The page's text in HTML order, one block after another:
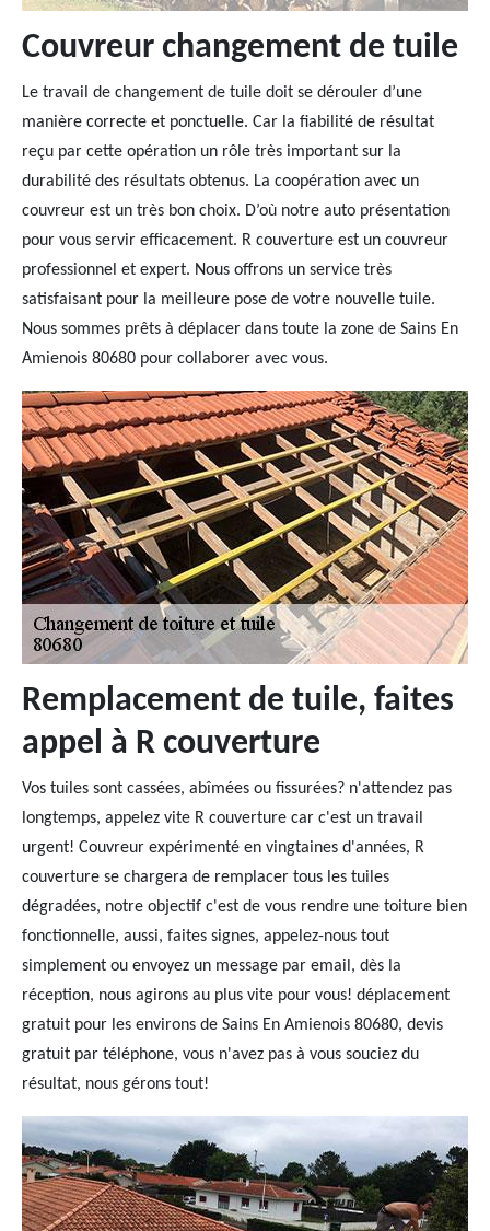
Couvreur changement de tuile
Le travail de changement de tuile doit se dérouler d’une
manière correcte et ponctuelle. Car la fiabilité de résultat
reçu par cette opération un rôle très important sur la
durabilité des résultats obtenus. La coopération avec un
couvreur est un très bon choix. D’où notre auto présentation
pour vous servir efficacement. R couverture est un couvreur
professionnel et expert. Nous offrons un service très
satisfaisant pour la meilleure pose de votre nouvelle tuile.
Nous sommes prêts à déplacer dans toute la zone de Sains En
Amienois 80680 pour collaborer avec vous.
Remplacement de tuile, faites
appel à R couverture
Vos tuiles sont cassées, abîmées ou fissurées? n'attendez pas
longtemps, appelez vite R couverture car c'est un travail
urgent! Couvreur expérimenté en vingtaines d'années, R
couverture se chargera de remplacer tous les tuiles
dégradées, notre objectif c'est de vous rendre une toiture bien
fonctionnelle, aussi, faites signes, appelez-nous tout
simplement ou envoyez un message par email, dès la
réception, nous agirons au plus vite pour vous! déplacement
gratuit pour les environs de Sains En Amienois 80680, devis
gratuit par téléphone, vous n'avez pas à vous souciez du
résultat, nous gérons tout!